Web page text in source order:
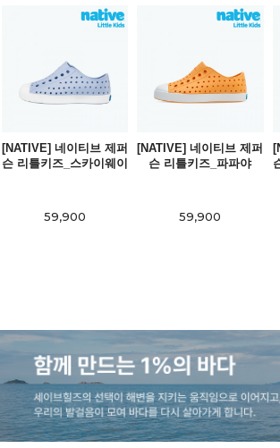
[NATIVE] 네이티브 제퍼
슨 리틀키즈_스카이웨이
59,900
[NATIVE] 네이티브 제퍼
슨 리틀키즈_파파야
59,900